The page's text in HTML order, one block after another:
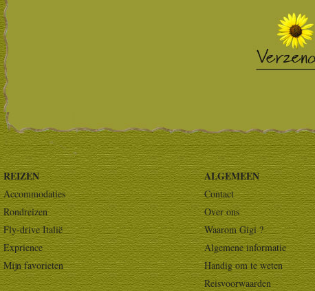
REIZEN
Accommodaties
Rondreizen
Fly-drive Italië
Exprience
Mijn favorieten
ALGEMEEN
Contact
Over ons
Waarom Gigi ?
Algemene informatie
Handig om te weten
Reisvoorwaarden